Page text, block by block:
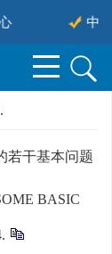
中国
若干基本问题
BASIC